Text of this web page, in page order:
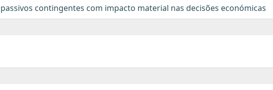
contingentes com impacto material nas decisões económicas